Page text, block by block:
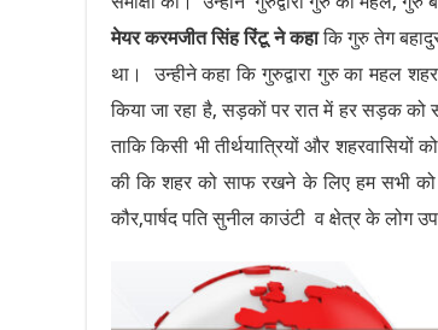
मेयर करमजीत सिंह रिंटू ने कहाकि गुरु तेग
था। उन्हीने कहा कि गुरुद्वारा गुरु का महल
किया जा रहा है, सड़कों पर रात में हर सड़क
ताकि किसी भी तीर्थयात्रियों और
की कि शहर को साफ रखने के लिए हम सभी को
कौर,पार्षद पति सुनील काउंटी व क्षेत्र के लोग